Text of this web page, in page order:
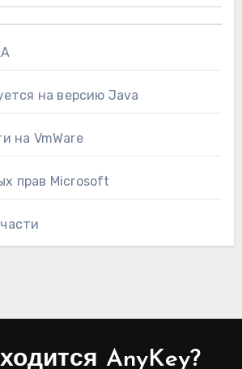
на версию Java
на VmWare
прав Microsoft
AnyKey?